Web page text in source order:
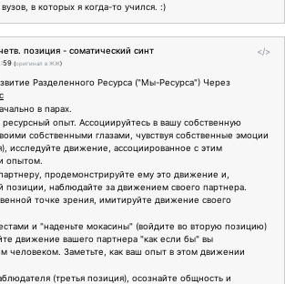
в которых я когда-то учился. :)
</>
позиция - соматический синт
(оригинал в ЖЖ)
Разделенного Ресурса ("Мы-Ресурса") Через
в парах.
опыт. Ассоциируйтесь в вашу собственную
собственными глазами, чувствуя собственные эмоции
исследуйте движение, ассоциированное с этим
опытом.
продемонстрируйте ему это движение и,
позиции, наблюдайте за движением своего партнера.
точке зрения, имитируйте движение своего
и "наденьте мокасины" (войдите во вторую позицию)
движение вашего партнера "как если бы" вы
человеком. Заметьте, как ваш опыт в этом движении
(третья позиция), осознайте общность и